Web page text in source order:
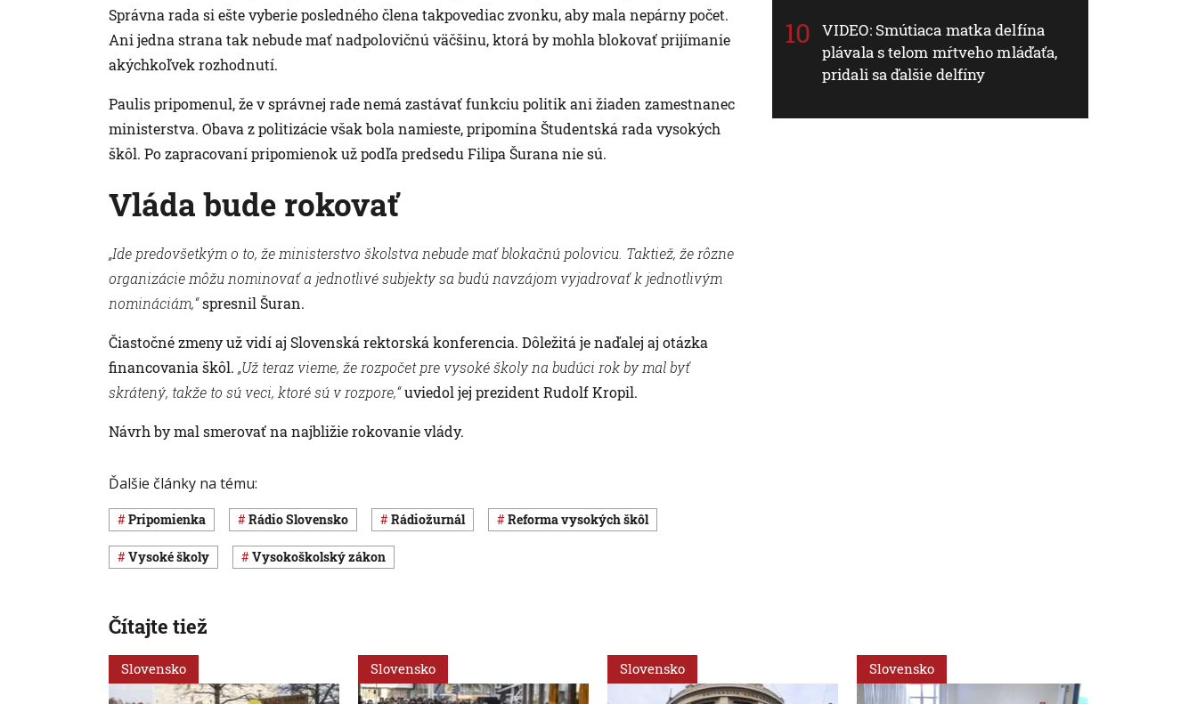
Správna rada si ešte vyberie posledného člena takpovediac zvonku, aby mala nepárny počet.
Ani jedna strana tak nebude mať nadpolovičnú väčšinu, ktorá by mohla blokovať prijímanie
akýchkoľvek rozhodnutí.
Paulis pripomenul, že v správnej rade nemá zastávať funkciu politik ani žiaden zamestnanec
ministerstva. Obava z politizácie však bola namieste, pripomína Študentská rada vysokých
škôl. Po zapracovaní pripomienok už podľa predsedu Filipa Šurana nie sú.
Vláda bude rokovať
„Ide predovšetkým o to, že ministerstvo školstva nebude mať blokačnú polovicu. Taktiež, že rôzne
organizácie môžu nominovať a jednotlivé subjekty sa budú navzájom vyjadrovať k jednotlivým
nomináciám,“spresnil Šuran.
Čiastočné zmeny už vidí aj Slovenská rektorská konferencia. Dôležitá je naďalej aj otázka
financovania škôl. „Už teraz vieme, že rozpočet pre vysoké školy na budúci rok by mal byť
skrátený, takže to sú veci, ktoré sú v rozpore,“uviedol jej prezident Rudolf Kropil.
Návrh by mal smerovať na najbližie rokovanie vlády.
Ďalšie články na tému:
pripomienka Rádio Slovensko Rádiožurnál reforma vysokých škôl
vysoké školy vysokoškolský zákon
VIDEO: Smútiaca matka delfína
plávala s telom mŕtveho mláďaťa,
pridali sa ďalšie delfíny
Čítajte tiež
Slovensko Slovensko Slovensko Slovensko